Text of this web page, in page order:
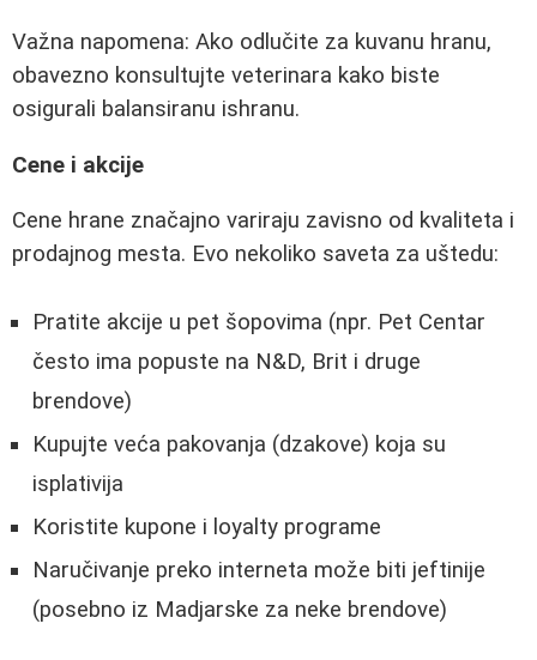
Važna napomena: Ako odlučite za kuvanu hranu,
obavezno konsultujte veterinara kako biste
osigurali balansiranu ishranu.
Cene i akcije
Cene hrane značajno variraju zavisno od kvaliteta i
prodajnog mesta. Evo nekoliko saveta za uštedu:
Pratite akcije u pet šopovima (npr. Pet Centar
često ima popuste na N&D, Brit i druge
brendove)
Kupujte veća pakovanja (dzakove) koja su
isplativija
Koristite kupone i loyalty programe
Naručivanje preko interneta može biti jeftinije
(posebno iz Madjarske za neke brendove)